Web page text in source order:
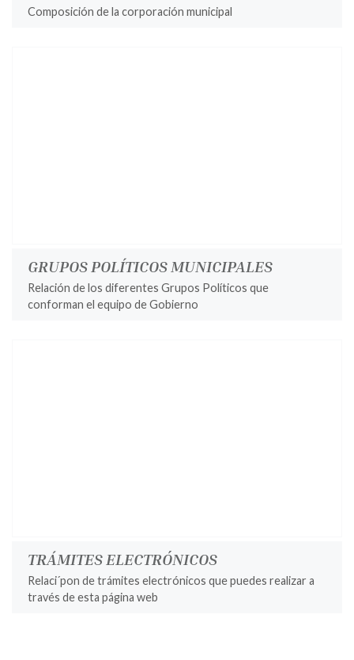
Composición de la corporación municipal
GRUPOS POLÍTICOS MUNICIPALES
Relación de los diferentes Grupos Políticos que
conforman el equipo de Gobierno
TRÁMITES ELECTRÓNICOS
Relaci´pon de trámites electrónicos que puedes realizar a
través de esta página web